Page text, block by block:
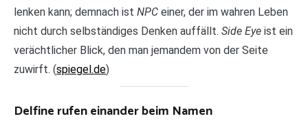
lenken kann; demnach ist NPC einer, der im wahren Leben
nicht durch selbständiges Denken auffällt. Side Eye ist ein
verächtlicher Blick, den man jemandem von der Seite
zuwirft. (spiegel.de)
Delfine rufen einander beim Namen